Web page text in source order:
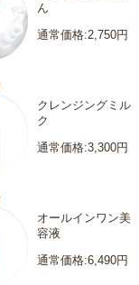
ん
通常価格:2,750円
クレンジングミル
ク
通常価格:3,300円
オールインワン美
容液
通常価格:6,490円